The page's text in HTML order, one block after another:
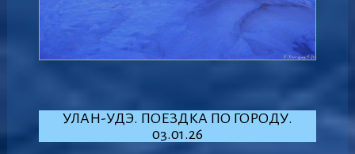
УЛАН-УДЭ. ПОЕЗДКА ПО ГОРОДУ.
03.01.26